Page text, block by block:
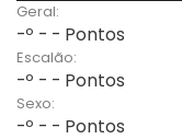
Geral:
-º - - Pontos
Escalão:
-º - - Pontos
Sexo:
-º - - Pontos